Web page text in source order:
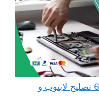
مهندس كمبيوتر الزور 65511033 تصليح لابتوب و